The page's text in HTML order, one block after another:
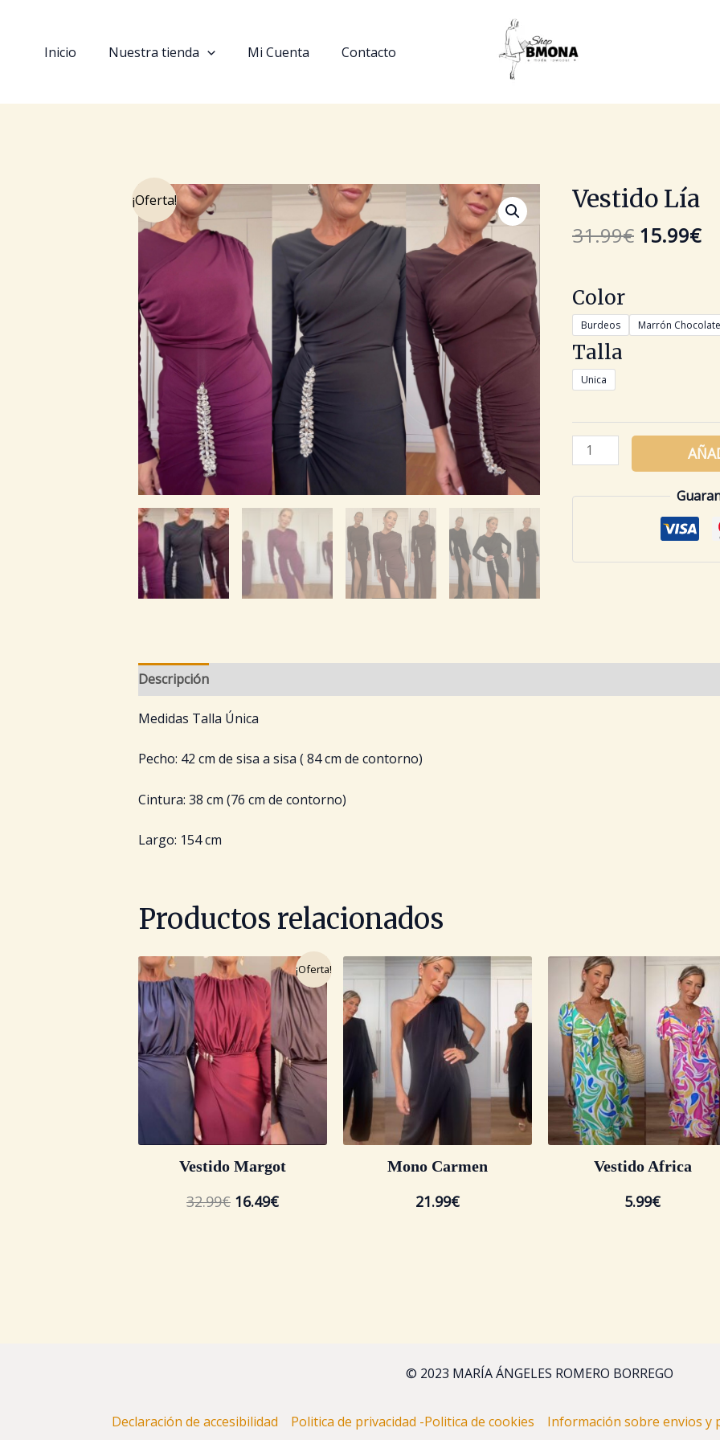
contenidoInicio Nuestra tienda Mi Cuenta Contacto
¡Oferta! Vestido Lía
31.99€
El
precio
original
15.99€
Color
Burdeos Marrón Chocolate
Talla
Unica
Vestido
Lía
cantidad
Descripción
Medidas Talla Única
Pecho: 42 cm de sisa a sisa ( 84 cm de contorno)
Cintura: 38 cm (76 cm de contorno)
Largo: 154 cm
Productos relacionados
¡Oferta!
Vestido Margot
32.99€
El
precio
original
era:
32.99€.
16.49€
El
precio
actual
es:
16.49€.
Mono Carmen
21.99€
Vestido Africa
5.99€
© 2023 MARÍA ÁNGELES ROMERO BORREGO
Declaración de accesibilidad Politica de privacidad -Politica de cookies Información sobre envios y